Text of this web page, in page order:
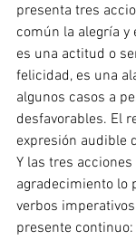
presenta tres
común la alegría y
es una actitud o
felicidad, es una
algunos casos a
desfavorables. El
expresión audible
Y las tres
agradecimiento lo
verbos
presente